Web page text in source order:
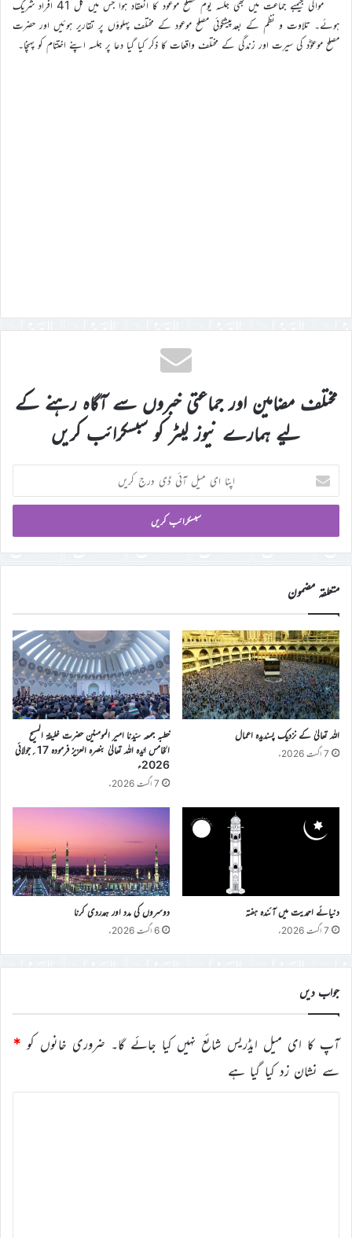
مواکی جیمبے جماعت میں بھی جلسہ یوم مصلح موعود کا انعقاد ہوا جس میں کل 41 افراد شریک
ہوئے۔ تلاوت و نظم کے بعدپیشگوئی مصلح موعود کے مختلف پہلوؤں پر تقاریر ہوئیں اور حضرت
مصلح موعوؓد کی سیرت اور زندگی کے مختلف واقعات کا ذکر کیا گیا دعا پر جلسہ اپنے اختتام کو پہنچا۔
مختلف مضامین اور جماعتی خبروں سے آگاہ رہنے کے
لیے ہمارے نیوز لیٹر کو سبسکرائب کریں
اپنا
ای
میل
ڈی
درج
کریں
متعلقہ مضمون
اللہ تعالیٰ کے نزدیک پسندیدہ اعمال
7 اگست 2026ء
خطبہ جمعہ سیّدنا امیر المومنین حضرت خلیفۃ المسیح
الخامس ایّدہ اللہ تعالیٰ بنصرہ العزیز فرمودہ 17؍جولائی
2026ء
7 اگست 2026ء
دنیائے احمدیت میں آئندہ ہفتہ
7 اگست 2026ء
دوسروں کی مدد اور ہمدردی کرنا
6 اگست 2026ء
جواب دیں
آپ کا ای میل ایڈریس شائع نہیں کیا جائے گا۔ ضروری خانوں کو *
سے نشان زد کیا گیا ہے